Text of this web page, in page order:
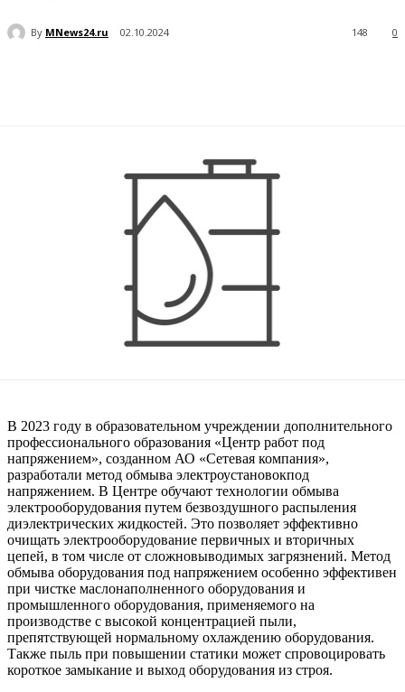
By MNews24.ru 02.10.2024 0
148
В 2023 году в образовательном учреждении дополнительного
профессионального образования «Центр работ под
напряжением», созданном АО «Сетевая компания»,
разработали метод обмыва электроустановокпод
напряжением. В Центре обучают технологии обмыва
электрооборудования путем безвоздушного распыления
диэлектрических жидкостей. Это позволяет эффективно
очищать электрооборудование первичных и вторичных
цепей, в том числе от сложновыводимых загрязнений. Метод
обмыва оборудования под напряжением особенно эффективен
при чистке маслонаполненного оборудования и
промышленного оборудования, применяемого на
производстве с высокой концентрацией пыли,
препятствующей нормальному охлаждению оборудования.
Также пыль при повышении статики может спровоцировать
короткое замыкание и выход оборудования из строя.